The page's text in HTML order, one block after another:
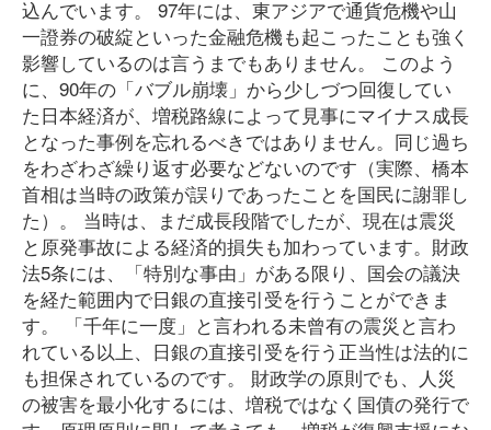
込んでいます。 97年には、東アジアで通貨危機や山
一證券の破綻といった金融危機も起こったことも強く
影響しているのは言うまでもありません。 このよう
に、90年の「バブル崩壊」から少しづつ回復してい
た日本経済が、増税路線によって見事にマイナス成長
となった事例を忘れるべきではありません。同じ過ち
をわざわざ繰り返す必要などないのです（実際、橋本
首相は当時の政策が誤りであったことを国民に謝罪し
た）。 当時は、まだ成長段階でしたが、現在は震災
と原発事故による経済的損失も加わっています。財政
法5条には、「特別な事由」がある限り、国会の議決
を経た範囲内で日銀の直接引受を行うことができま
す。 「千年に一度」と言われる未曾有の震災と言わ
れている以上、日銀の直接引受を行う正当性は法的に
も担保されているのです。 財政学の原則でも、人災
の被害を最小化するには、増税ではなく国債の発行で